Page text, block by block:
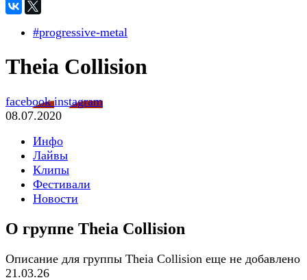
#progressive-metal
Theia Collision
facebookinstagram
08.07.2020
Инфо
Лайвы
Клипы
Фестивали
Новости
О группе Theia Collision
Описание для группы Theia Collision еще не добавлено
21.03.26